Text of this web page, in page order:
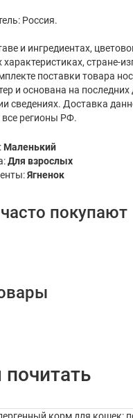
Россия.
и ингредиентах,
стране-
поставки товара
и основана на последних
сведениях. Доставка
все регионы РФ.
Маленький
Для взрослых
Ягненок
покупают